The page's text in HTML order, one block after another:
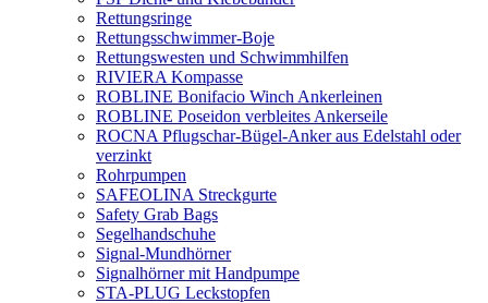
Rettungsringe
Rettungsschwimmer-Boje
Rettungswesten und Schwimmhilfen
RIVIERA Kompasse
ROBLINE Bonifacio Winch Ankerleinen
ROBLINE Poseidon verbleites Ankerseile
ROCNA Pflugschar-Bügel-Anker aus Edelstahl oder
verzinkt
Rohrpumpen
SAFEOLINA Streckgurte
Safety Grab Bags
Segelhandschuhe
Signal-Mundhörner
Signalhörner mit Handpumpe
STA-PLUG Leckstopfen